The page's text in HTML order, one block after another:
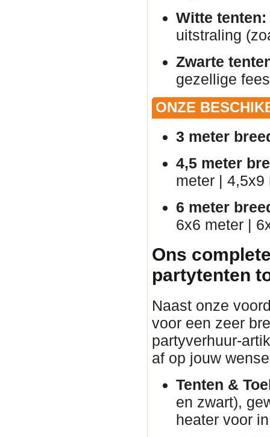
Witte tenten:
uitstraling
Zwarte
gezellige
ONZE
3 meter
4,5 meter
meter | 4,5x9
6 meter
6x6 meter |
Ons
partytenten
Naast onze
voor een zeer
partyverhuur-
af op jouw
Tenten &
en zwart),
heater voor